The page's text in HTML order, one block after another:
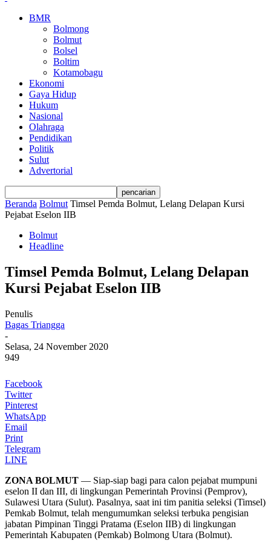
BMR
Bolmong
Bolmut
Bolsel
Boltim
Kotamobagu
Ekonomi
Gaya Hidup
Hukum
Nasional
Olahraga
Pendidikan
Politik
Sulut
Advertorial
Beranda Bolmut Timsel Pemda Bolmut, Lelang Delapan Kursi
Pejabat Eselon IIB
Bolmut
Headline
Timsel Pemda Bolmut, Lelang Delapan
Kursi Pejabat Eselon IIB
Penulis
Bagas Triangga
-
Selasa, 24 November 2020
949
Facebook
Twitter
Pinterest
WhatsApp
Email
Print
Telegram
LINE
ZONA BOLMUT — Siap-siap bagi para calon pejabat mumpuni
eselon II dan III, di lingkungan Pemerintah Provinsi (Pemprov),
Sulawesi Utara (Sulut). Pasalnya, saat ini tim panitia seleksi (Timsel)
Pemkab Bolmut, telah mengumumkan seleksi terbuka pengisian
jabatan Pimpinan Tinggi Pratama (Eselon IIB) di lingkungan
Pemerintah Kabupaten (Pemkab) Bolmong Utara (Bolmut).